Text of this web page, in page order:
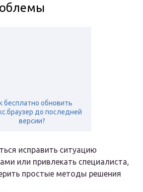
бесплатно обновить
до последней
версии?
исправить ситуацию
или привлекать специалиста,
простые методы решения